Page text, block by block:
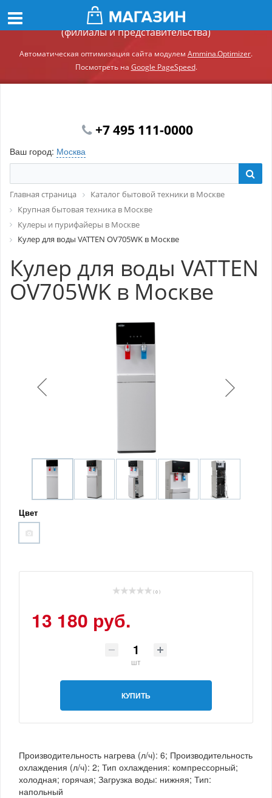
Демонстрационный сайт модуля Ammina.Регионы
(филиалы и представительства)
Автоматическая оптимизация сайта модулем Ammina.Optimizer.
Посмотреть на Google PageSpeed.
+7 495 111-0000
Ваш город: Москва
Главная страница
Каталог бытовой техники в Москве
Крупная бытовая техника в Москве
Кулеры и пурифайеры в Москве
Кулер для воды VATTEN OV705WK в Москве
Кулер для воды VATTEN
OV705WK в Москве
Цвет
( 0 )
13 180 руб.
шт
КУПИТЬ
Производительность нагрева (л/ч): 6; Производительность
охлаждения (л/ч): 2; Тип охлаждения: компрессорный;
холодная; горячая; Загрузка воды: нижняя; Тип:
напольный